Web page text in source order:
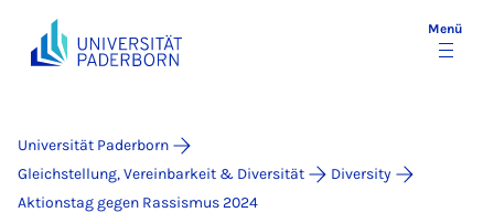
Menü
Universität Paderborn
Gleichstellung, Vereinbarkeit & Diversität
Diversity
Aktionstag gegen Rassismus 2024